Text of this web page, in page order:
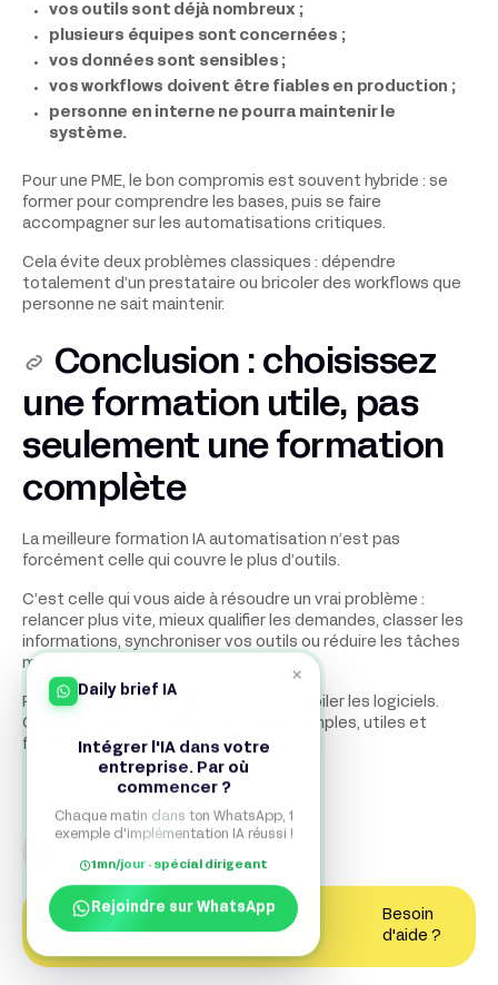
vos outils sont déjà nombreux ;
plusieurs équipes sont concernées ;
vos données sont sensibles ;
vos workflows doivent être fiables en production ;
personne en interne ne pourra maintenir le
système.
Pour une PME, le bon compromis est souvent hybride : se
former pour comprendre les bases, puis se faire
accompagner sur les automatisations critiques.
Cela évite deux problèmes classiques : dépendre
totalement d’un prestataire ou bricoler des workflows que
personne ne sait maintenir.
Conclusion : choisissez
une formation utile, pas
seulement une formation
complète
La meilleure formation IA automatisation n’est pas
forcément celle qui couvre le plus d’outils.
C’est celle qui vous aide à résoudre un vrai problème :
relancer plus vite, mieux qualifier les demandes, classer les
informations, synchroniser vos outils ou réduire les tâches
manuelles.
Pour une PME, l’objectif n’est pas d’empiler les logiciels.
C’est de créer des automatisations simples, utiles et
faciles à maintenir.
Besoin
d'aide ?
Contactez un expert
×
Daily brief IA
Intégrer l'IA dans votre
entreprise. Par où
commencer ?
Chaque matin dans ton WhatsApp, 1
exemple d'implémentation IA réussi !
1mn/jour · spécial dirigeant
Rejoindre sur WhatsApp